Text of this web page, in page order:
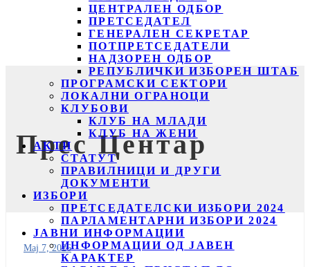
ЦЕНТРАЛЕН ОДБОР
ПРЕТСЕДАТЕЛ
ГЕНЕРАЛЕН СЕКРЕТАР
ПОТПРЕТСЕДАТЕЛИ
НАДЗОРЕН ОДБОР
РЕПУБЛИЧКИ ИЗБОРЕН ШТАБ
ПРОГРАМСКИ СЕКТОРИ
ЛОКАЛНИ ОГРАНОЦИ
КЛУБОВИ
КЛУБ НА МЛАДИ
КЛУБ НА ЖЕНИ
АКТИ
СТАТУТ
ПРАВИЛНИЦИ И ДРУГИ
ДОКУМЕНТИ
ИЗБОРИ
ПРЕТСЕДАТЕЛСКИ ИЗБОРИ 2024
ПАРЛАМЕНТАРНИ ИЗБОРИ 2024
ЈАВНИ ИНФОРМАЦИИ
ИНФОРМАЦИИ ОД ЈАВЕН
КАРАКТЕР
Прес Центар
Мај 7, 2026